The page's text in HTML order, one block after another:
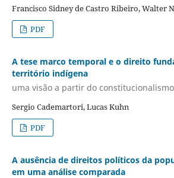
Francisco Sidney de Castro Ribeiro, Walter
PDF
A tese marco temporal e o direito
território indígena
uma visão a partir do
Sergio Cademartori, Lucas Kuhn
PDF
A ausência de direitos políticos da
em uma análise comparada